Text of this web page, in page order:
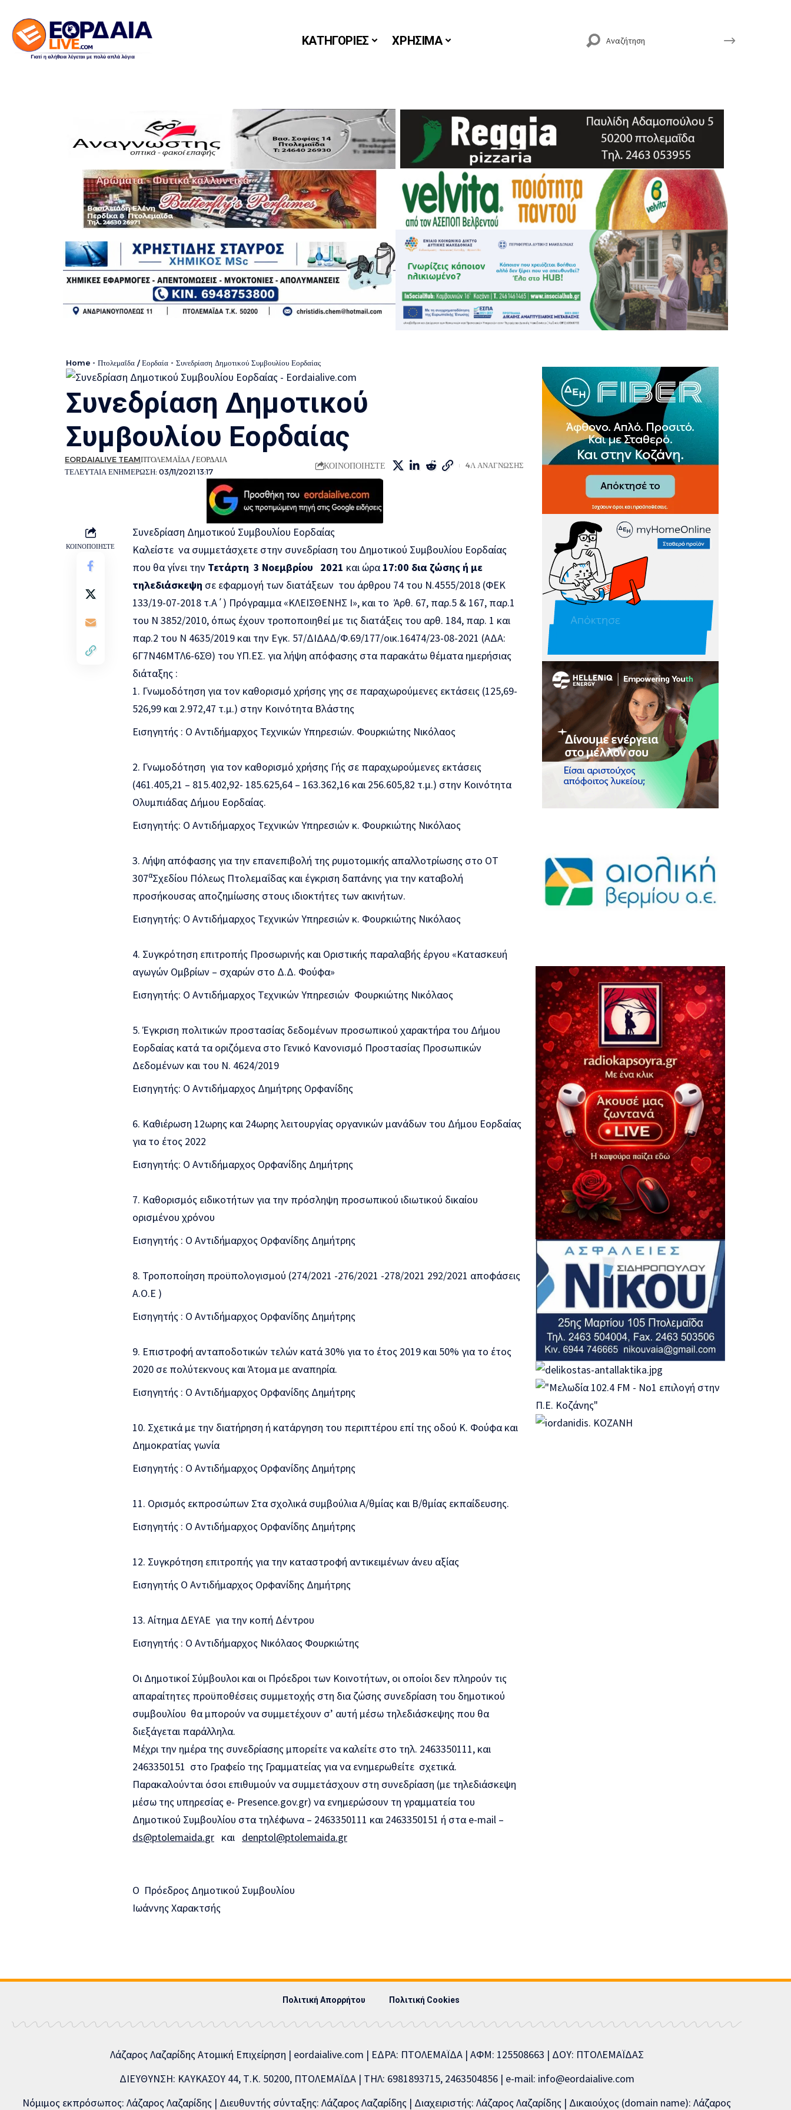
ΚΑΤΗΓΟΡΙΕΣ ΧΡΗΣΙΜΑ
Home - Πτολεμαΐδα / Εορδαία - Συνεδρίαση Δημοτικού Συμβουλίου Εορδαίας
Συνεδρίαση Δημοτικού
Συμβουλίου Εορδαίας
ΤΕΛΕΥΤΑΙΑ ΕΝΗΜΕΡΩΣΗ: 03/11/2021 13:17
EORDAIALIVE TEAMΠΤΟΛΕΜΑΪΔΑ / ΕΟΡΔΑΙΑ
ΚΟΙΝΟΠΟΙΗΣΤΕ 4Λ ΑΝΑΓΝΩΣΗΣ
ΚΟΙΝΟΠΟΙΗΣΤΕ
Συνεδρίαση Δημοτικού Συμβουλίου Εορδαίας
Καλείστε να συμμετάσχετε στην συνεδρίαση του Δημοτικού Συμβουλίου Εορδαίας
που θα γίνει την Τετάρτη 3 Νοεμβρίου 2021 και ώρα17:00 δια ζώσης ή με
τηλεδιάσκεψη σε εφαρμογή των διατάξεων του άρθρου 74 του Ν.4555/2018 (ΦΕΚ
133/19-07-2018 τ.Α΄) Πρόγραμμα «ΚΛΕΙΣΘΕΝΗΣ Ι», και το Άρθ. 67, παρ.5 & 167, παρ.1
του Ν 3852/2010, όπως έχουν τροποποιηθεί με τις διατάξεις του αρθ. 184, παρ. 1 και
παρ.2 του Ν 4635/2019 και την Εγκ. 57/ΔΙΔΑΔ/Φ.69/177/οικ.16474/23-08-2021 (ΑΔΑ:
6Γ7Ν46ΜΤΛ6-6ΣΘ) του ΥΠ.ΕΣ. για λήψη απόφασης στα παρακάτω θέματα ημερήσιας
διάταξης :
Γνωμοδότηση για τον καθορισμό χρήσης γης σε παραχωρούμενες εκτάσεις (125,69-
526,99 και 2.972,47 τ.μ.) στην Κοινότητα Βλάστης
Εισηγητής : Ο Αντιδήμαρχος Τεχνικών Υπηρεσιών. Φουρκιώτης Νικόλαος
Γνωμοδότηση για τον καθορισμό χρήσης Γής σε παραχωρούμενες εκτάσεις
(461.405,21 – 815.402,92- 185.625,64 – 163.362,16 και 256.605,82 τ.μ.) στην Κοινότητα
Ολυμπιάδας Δήμου Εορδαίας.
Εισηγητής: Ο Αντιδήμαρχος Τεχνικών Υπηρεσιών κ. Φουρκιώτης Νικόλαος
Λήψη απόφασης για την επανεπιβολή της ρυμοτομικής απαλλοτρίωσης στο ΟΤ
307αΣχεδίου Πόλεως Πτολεμαΐδας και έγκριση δαπάνης για την καταβολή
προσήκουσας αποζημίωσης στους ιδιοκτήτες των ακινήτων.
Εισηγητής: Ο Αντιδήμαρχος Τεχνικών Υπηρεσιών κ. Φουρκιώτης Νικόλαος
Συγκρότηση επιτροπής Προσωρινής και Οριστικής παραλαβής έργου «Κατασκευή
αγωγών Ομβρίων – σχαρών στο Δ.Δ. Φούφα»
Εισηγητής: Ο Αντιδήμαρχος Τεχνικών Υπηρεσιών Φουρκιώτης Νικόλαος
Έγκριση πολιτικών προστασίας δεδομένων προσωπικού χαρακτήρα του Δήμου
Εορδαίας κατά τα οριζόμενα στο Γενικό Κανονισμό Προστασίας Προσωπικών
Δεδομένων και του Ν. 4624/2019
Εισηγητής: Ο Αντιδήμαρχος Δημήτρης Ορφανίδης
Καθιέρωση 12ωρης και 24ωρης λειτουργίας οργανικών μανάδων του Δήμου Εορδαίας
για το έτος 2022
Εισηγητής: Ο Αντιδήμαρχος Ορφανίδης Δημήτρης
Καθορισμός ειδικοτήτων για την πρόσληψη προσωπικού ιδιωτικού δικαίου
ορισμένου χρόνου
Εισηγητής : Ο Αντιδήμαρχος Ορφανίδης Δημήτρης
Τροποποίηση προϋπολογισμού (274/2021 -276/2021 -278/2021 292/2021 αποφάσεις
Α.Ο.Ε )
Εισηγητής : Ο Αντιδήμαρχος Ορφανίδης Δημήτρης
Επιστροφή ανταποδοτικών τελών κατά 30% για το έτος 2019 και 50% για το έτος
2020 σε πολύτεκνους και Άτομα με αναπηρία.
Εισηγητής : Ο Αντιδήμαρχος Ορφανίδης Δημήτρης
Σχετικά με την διατήρηση ή κατάργηση του περιπτέρου επί της οδού Κ. Φούφα και
Δημοκρατίας γωνία
Εισηγητής : Ο Αντιδήμαρχος Ορφανίδης Δημήτρης
Ορισμός εκπροσώπων Στα σχολικά συμβούλια Α/θμίας και Β/θμίας εκπαίδευσης.
Εισηγητής : Ο Αντιδήμαρχος Ορφανίδης Δημήτρης
Συγκρότηση επιτροπής για την καταστροφή αντικειμένων άνευ αξίας
Εισηγητής Ο Αντιδήμαρχος Ορφανίδης Δημήτρης
Αίτημα ΔΕΥΑΕ για την κοπή Δέντρου
Εισηγητής : Ο Αντιδήμαρχος Νικόλαος Φουρκιώτης
Οι Δημοτικοί Σύμβουλοι και οι Πρόεδροι των Κοινοτήτων, οι οποίοι δεν πληρούν τις
απαραίτητες προϋποθέσεις συμμετοχής στη δια ζώσης συνεδρίαση του δημοτικού
συμβουλίου θα μπορούν να συμμετέχουν σ’ αυτή μέσω τηλεδιάσκεψης που θα
διεξάγεται παράλληλα.
Μέχρι την ημέρα της συνεδρίασης μπορείτε να καλείτε στο τηλ. 2463350111, και
2463350151 στο Γραφείο της Γραμματείας για να ενημερωθείτε σχετικά.
Παρακαλούνται όσοι επιθυμούν να συμμετάσχουν στη συνεδρίαση (με τηλεδιάσκεψη
μέσω της υπηρεσίας e- Presence.gov.gr) να ενημερώσουν τη γραμματεία του
Δημοτικού Συμβουλίου στα τηλέφωνα – 2463350111 και 2463350151 ή στα e-mail –
ds@ptolemaida.gr και denptol@ptolemaida.gr
Ο Πρόεδρος Δημοτικού Συμβουλίου
Ιωάννης Χαρακτσής
Πολιτική Απορρήτου Πολιτική Cookies
Λάζαρος Λαζαρίδης Ατομική Επιχείρηση | eordaialive.com | ΕΔΡΑ: ΠΤΟΛΕΜΑΪΔΑ | ΑΦΜ: 125508663 | ΔΟΥ: ΠΤΟΛΕΜΑΪΔΑΣ
ΔΙΕΥΘΥΝΣΗ: ΚΑΥΚΑΣΟΥ 44, Τ.Κ. 50200, ΠΤΟΛΕΜΑΪΔΑ | ΤΗΛ: 6981893715, 2463504856 | e-mail: info@eordaialive.com
Νόμιμος εκπρόσωπος: Λάζαρος Λαζαρίδης | Διευθυντής σύνταξης: Λάζαρος Λαζαρίδης | Διαχειριστής: Λάζαρος Λαζαρίδης | Δικαιούχος (domain name): Λάζαρος